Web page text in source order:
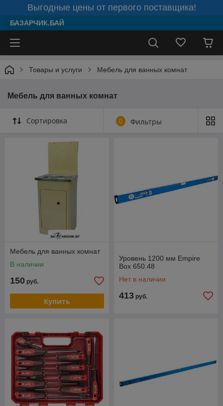
Выгодные цены от первого поставщика!
БАЗАРЧИК.БАЙ
Товары и услуги Мебель для ванных комнат
Мебель для ванных комнат
Сортировка 0 Фильтры
Мебель для ванных комнат
В наличии
150 руб.
Купить
Уровень 1200 мм Empire
Box 650.48
Нет в наличии
413 руб.